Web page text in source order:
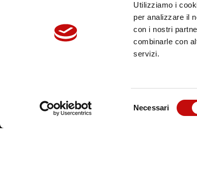
Utilizziamo i
per analizzare il
con i nostri
combinarle con
servizi.
Necessari